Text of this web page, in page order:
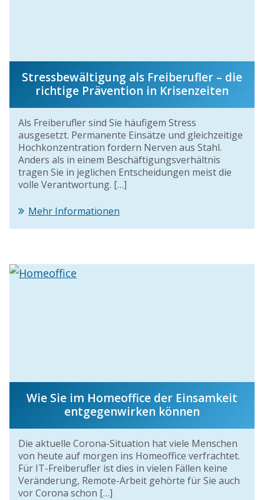
Stressbewältigung als Freiberufler – die
richtige Prävention in Krisenzeiten
Als Freiberufler sind Sie häufigem Stress
ausgesetzt. Permanente Einsätze und gleichzeitige
Hochkonzentration fordern Nerven aus Stahl.
Anders als in einem Beschäftigungsverhältnis
tragen Sie in jeglichen Entscheidungen meist die
volle Verantwortung. […]
Mehr Informationen
Wie Sie im Homeoffice der Einsamkeit
entgegenwirken können
Die aktuelle Corona-Situation hat viele Menschen
von heute auf morgen ins Homeoffice verfrachtet.
Für IT-Freiberufler ist dies in vielen Fällen keine
Veränderung, Remote-Arbeit gehörte für Sie auch
vor Corona schon […]